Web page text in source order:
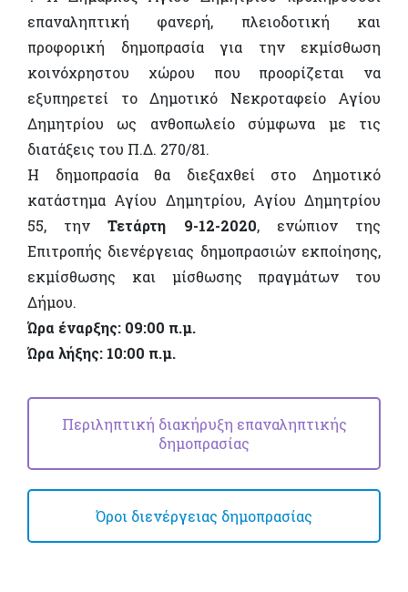
επαναληπτική φανερή, πλειοδοτική και
προφορική δημοπρασία για την εκμίσθωση
κοινόχρηστου χώρου που προορίζεται να
εξυπηρετεί το Δημοτικό Νεκροταφείο Αγίου
Δημητρίου ως ανθοπωλείο σύμφωνα με τις
διατάξεις του Π.Δ. 270/81.
Η δημοπρασία θα διεξαχθεί στο Δημοτικό
κατάστημα Αγίου Δημητρίου, Αγίου Δημητρίου
55, τηνΤετάρτη 9-12-2020, ενώπιον της
Επιτροπής διενέργειας δημοπρασιών εκποίησης,
εκμίσθωσης και μίσθωσης πραγμάτων του
Δήμου.
Ώρα έναρξης: 09:00 π.μ.
Ώρα λήξης: 10:00 π.μ.
Περιληπτική διακήρυξη επαναληπτικής
δημοπρασίας
Όροι διενέργειας δημοπρασίας